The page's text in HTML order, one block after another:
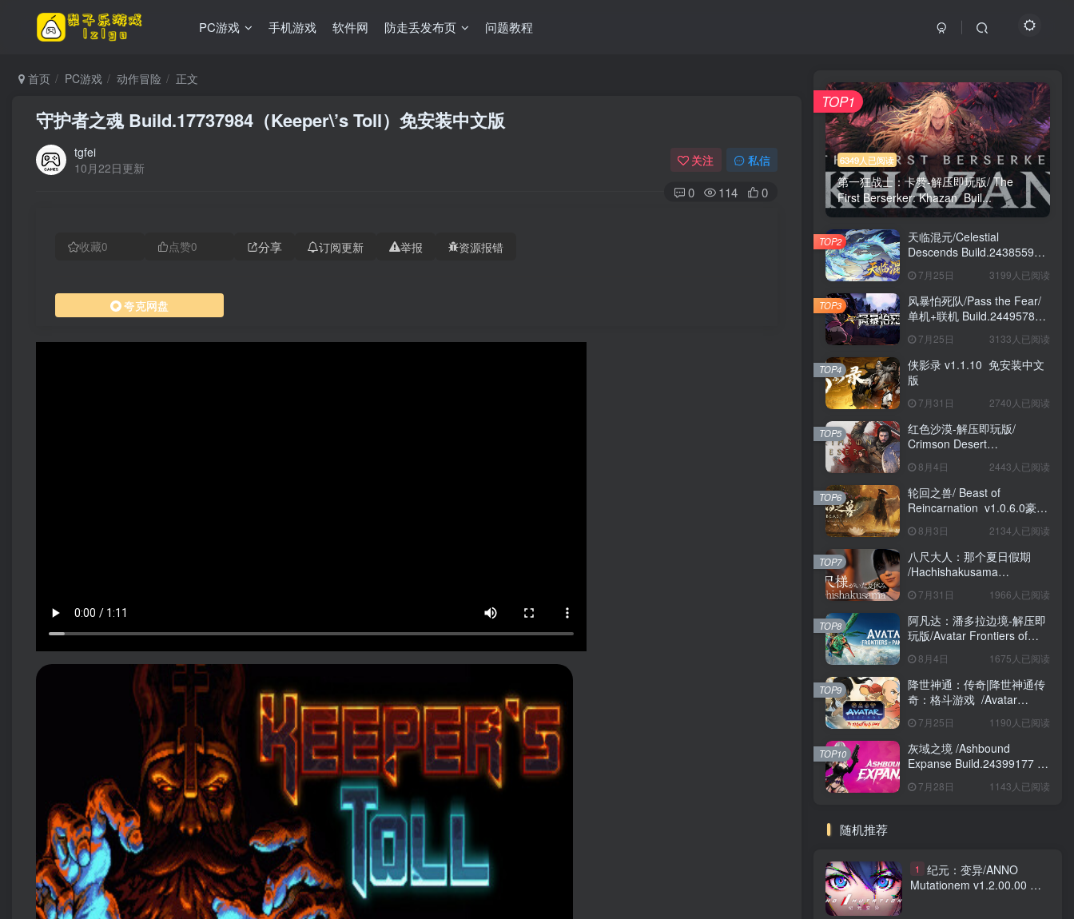
PC游戏 手机游戏 软件网 防走丢发布页 问题教程
首页 PC游戏 动作冒险 正文
守护者之魂 Build.17737984（Keeper\’s Toll）免安装中文版
tgfei
10月22日更新
关注 私信
0 114 0
收藏0 点赞0 分享 订阅更新 举报 资源报错
夸克网盘
6349人已阅读
第一狂战士：卡赞-解压即玩版/ The
First Berserker: Khazan Buil...
TOP1
天临混元/Celestial
Descends Build.24385591
7月25日 3199人已阅读
TOP2
风暴怕死队/Pass the Fear/
单机+联机 Build.24495782
7月25日 3133人已阅读
TOP3
侠影录 v1.1.10 免安装中文
版
7月31日 2740人已阅读
TOP4
红色沙漠-解压即玩版/
Crimson Desert
安装中文版
8月4日 2443人已阅读
TOP5
轮回之兽/ Beast of
Reincarnation v1.0.6.0豪华
8月3日 2134人已阅读
TOP6
八尺大人：那个夏日假期
/Hachishakusama
版 7月31日 1966人已阅读
TOP7
阿凡达：潘多拉边境-解压即
玩版/Avatar Frontiers of
安装中文版
8月4日 1675人已阅读
TOP8
降世神通：传奇|降世神通传
奇：格斗游戏 /Avatar
Game Build.24421547 免安
装英文版
7月25日 1190人已阅读
TOP9
灰域之境 /Ashbound
Expanse Build.24399177 免
7月28日 1143人已阅读
TOP10
随机推荐
1
纪元：变异/ANNO
Mutationem v1.2.00.00 免